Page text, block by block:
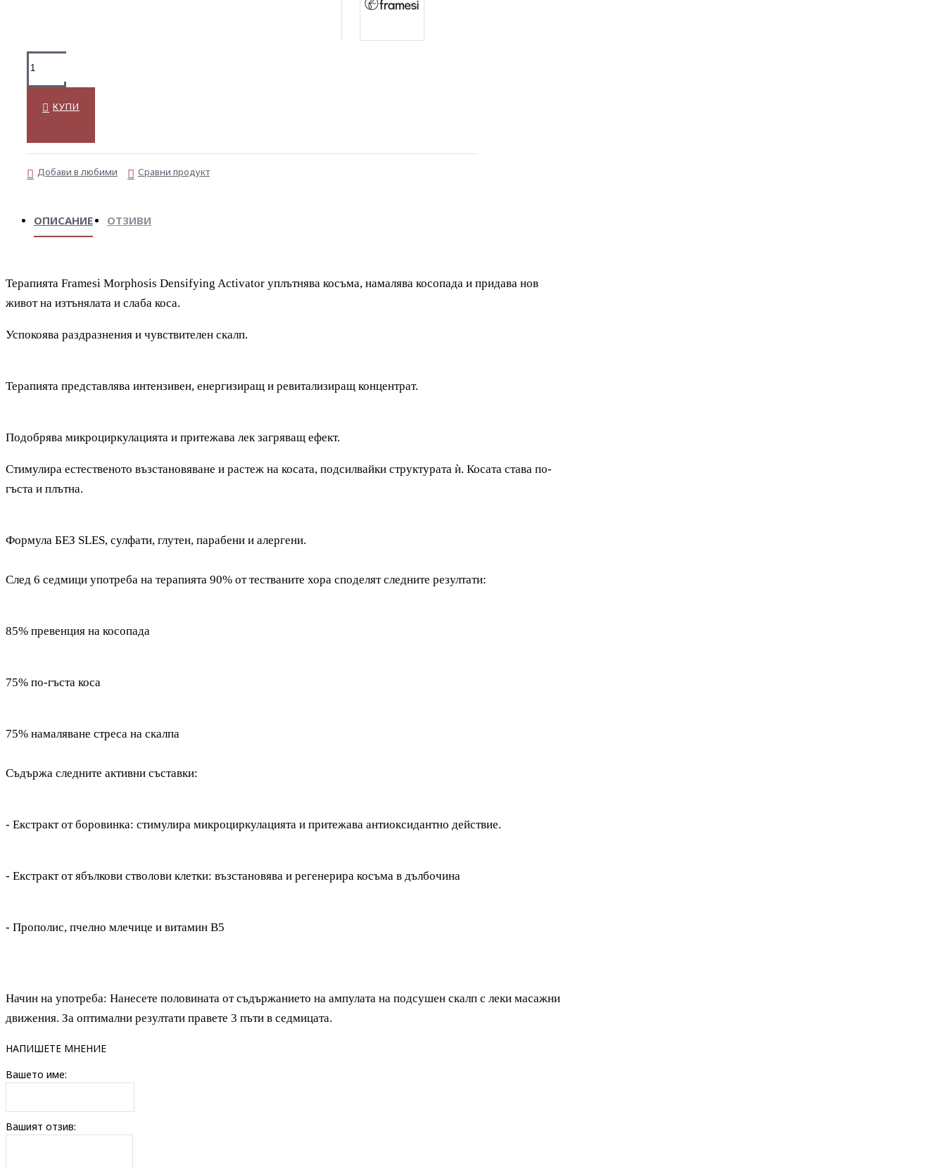
КУПИ
Добави в любими Сравни продукт
ОПИСАНИЕ ОТЗИВИ
Терапията Framesi Morphosis Densifying Activator уплътнява косъма, намалява косопада и придава нов
живот на изтънялата и слаба коса.
Успокоява раздразнения и чувствителен скалп.
Терапията представлява интензивен, енергизиращ и ревитализиращ концентрат.
Подобрява микроциркулацията и притежава лек загряващ ефект.
Стимулира естественото възстановяване и растеж на косата, подсилвайки структурата ѝ. Косата става по-
гъста и плътна.
Формула БЕЗ SLES, сулфати, глутен, парабени и алергени.
След 6 седмици употреба на терапията 90% от тестваните хора споделят следните резултати:
85% превенция на косопада
75% по-гъста коса
75% намаляване стреса на скалпа
Съдържа следните активни съставки:
- Екстракт от боровинка: стимулира микроциркулацията и притежава антиоксидантно действие.
- Екстракт от ябълкови стволови клетки: възстановява и регенерира косъма в дълбочина
- Прополис, пчелно млечице и витамин В5
Начин на употреба: Нанесете половината от съдържанието на ампулата на подсушен скалп с леки масажни
движения. За оптимални резултати правете 3 пъти в седмицата.
НАПИШЕТЕ МНЕНИЕ
Вашето име:
Вашият отзив: